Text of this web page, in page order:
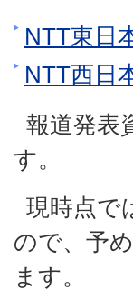
NTT東日
NTT西日
報道発表
す。
現時点で
ので、予
ます。